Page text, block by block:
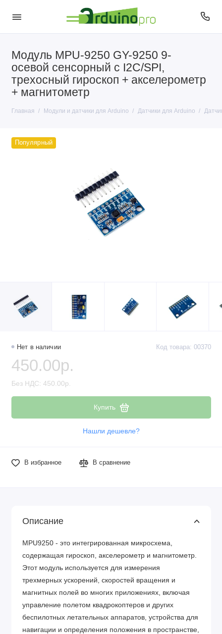
Модуль MPU-9250 GY-9250 9-
осевой сенсорный с I2C/SPI,
трехосный гироскоп + акселерометр
+ магнитометр
Главная Модули и датчики для Arduino Датчики для Arduino
Датчики для Arduino
Модули для Arduino
Популярный
Нет в наличии Код товара: 00370
450.00р.
Без НДС: 450.00р.
Купить
Нашли дешевле?
В избранное В сравнение
Описание
MPU9250 - это интегрированная микросхема,
содержащая гироскоп, акселерометр и магнитометр.
Этот модуль используется для измерения
трехмерных ускорений, скоростей вращения и
магнитных полей во многих приложениях, включая
управление полетом квадрокоптеров и других
беспилотных летательных аппаратов, устройства для
навигации и определения положения в пространстве,